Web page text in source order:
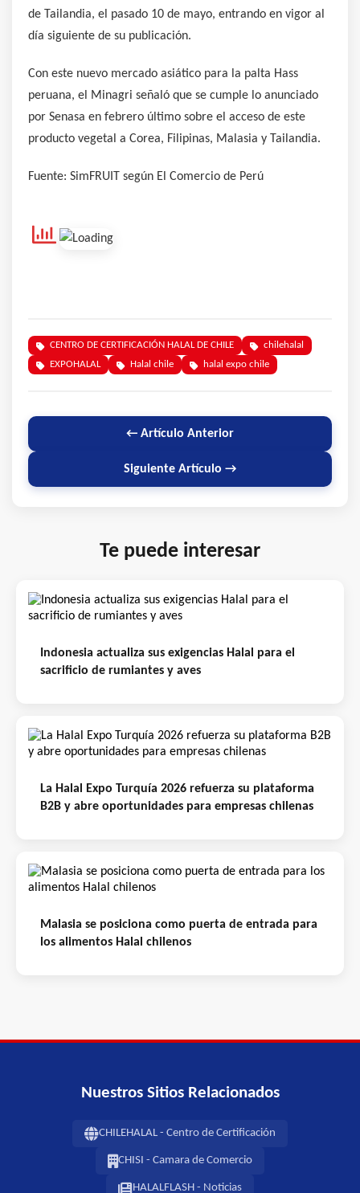
de Tailandia, el pasado 10 de mayo, entrando en vigor al
día siguiente de su publicación.
Con este nuevo mercado asiático para la palta Hass
peruana, el Minagri señaló que se cumple lo anunciado
por Senasa en febrero último sobre el acceso de este
producto vegetal a Corea, Filipinas, Malasia y Tailandia.
Fuente: SimFRUIT según El Comercio de Perú
CENTRO DE CERTIFICACIÓN HALAL DE CHILE
chilehalal
EXPOHALAL
Halal chile halal expo chile
← Artículo Anterior
Siguiente Artículo →
Te puede interesar
Indonesia actualiza sus exigencias Halal para el
sacrificio de rumiantes y aves
La Halal Expo Turquía 2026 refuerza su plataforma
B2B y abre oportunidades para empresas chilenas
Malasia se posiciona como puerta de entrada para
los alimentos Halal chilenos
Nuestros Sitios Relacionados
CHILEHALAL - Centro de Certificación
CHISI - Camara de Comercio
HALALFLASH - Noticias